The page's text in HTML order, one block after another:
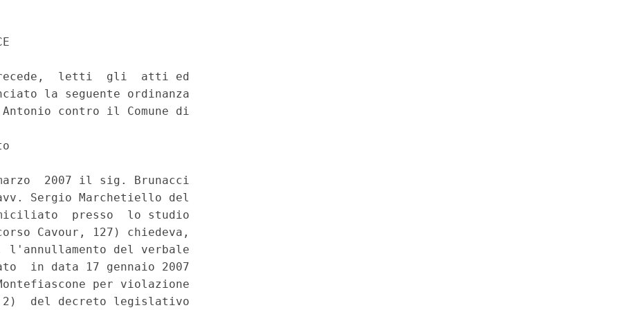
di
difesa  spettante  ai soggetti su cui grava l'obbligo di trasmissione
dei  dati,  in  quanto  essi si trovano nella difficile situazione di
dover  documentare  a  posteriori  la  sussistenza di una circostanza
giustificatrice